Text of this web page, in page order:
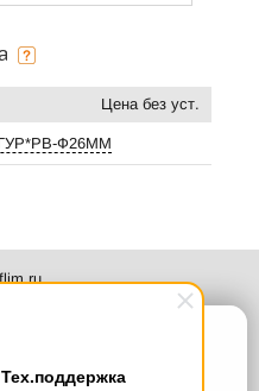
Тех.поддержка
Цена без уст.
Ф26ММ
Cookies
сайт, высоглашаетесь с